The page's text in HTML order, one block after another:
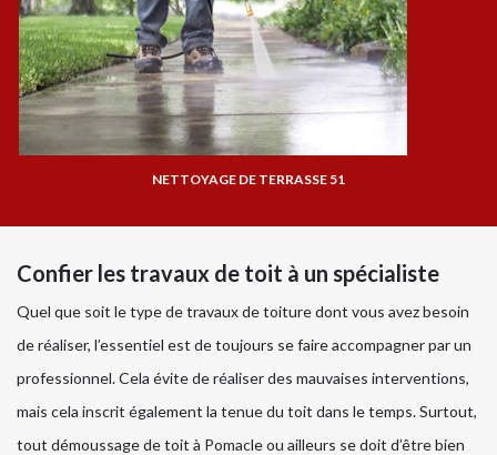
NETTOYAGE DE TERRASSE 51
Confier les travaux de toit à un spécialiste
Quel que soit le type de travaux de toiture dont vous avez besoin
de réaliser, l’essentiel est de toujours se faire accompagner par un
professionnel. Cela évite de réaliser des mauvaises interventions,
mais cela inscrit également la tenue du toit dans le temps. Surtout,
tout démoussage de toit à Pomacle ou ailleurs se doit d’être bien